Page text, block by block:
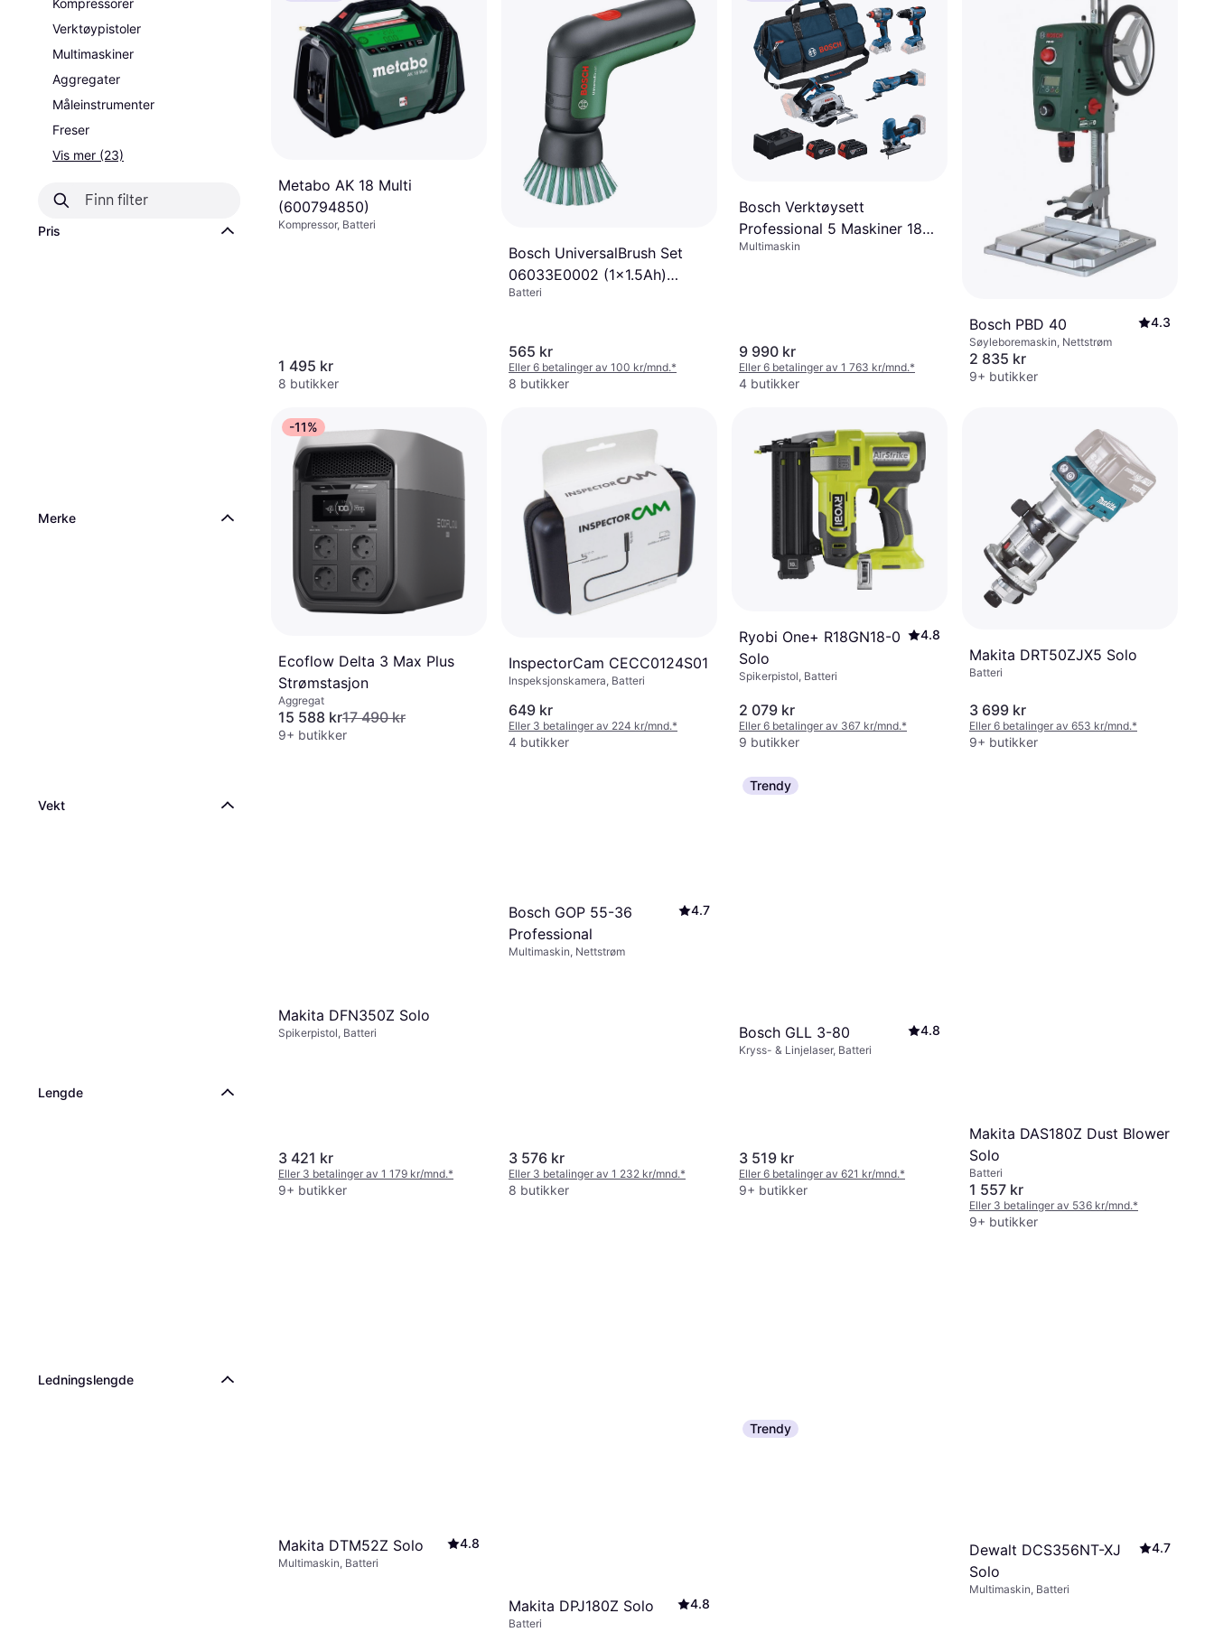
Kompressorer
Verktøypistoler
Multimaskiner
Aggregater
Måleinstrumenter
Freser
Vis mer (23)
Pris
Merke
Vekt
Lengde
Ledningslengde
Metabo AK 18 Multi
(600794850)
Kompressor, Batteri
1 495 kr
8 butikker
Bosch UniversalBrush Set
06033E0002 (1x1.5Ah)
Multi-Purpose Cleaner
Batteri
565 kr
Eller 6 betalinger av 100 kr/mnd.*
8 butikker
Bosch Verktøysett
Professional 5 Maskiner 18v
2x5ah
Multimaskin
9 990 kr
Eller 6 betalinger av 1 763 kr/mnd.*
4 butikker
Bosch PBD 40 4.3
Søyleboremaskin, Nettstrøm
2 835 kr
9+ butikker
-11%
Ecoflow Delta 3 Max Plus
Strømstasjon
Aggregat
15 588 kr17 490 kr
9+ butikker
InspectorCam CECC0124S01
Inspeksjonskamera, Batteri
649 kr
Eller 3 betalinger av 224 kr/mnd.*
4 butikker
Ryobi One+ R18GN18-0
Solo
4.8
Spikerpistol, Batteri
2 079 kr
Eller 6 betalinger av 367 kr/mnd.*
9 butikker
Makita DRT50ZJX5 Solo
Batteri
3 699 kr
Eller 6 betalinger av 653 kr/mnd.*
9+ butikker
Makita DFN350Z Solo
Spikerpistol, Batteri
3 421 kr
Eller 3 betalinger av 1 179 kr/mnd.*
9+ butikker
Bosch GOP 55-36
Professional
4.7
Multimaskin, Nettstrøm
3 576 kr
Eller 3 betalinger av 1 232 kr/mnd.*
8 butikker
Trendy
Bosch GLL 3-80 4.8
Kryss- & Linjelaser, Batteri
3 519 kr
Eller 6 betalinger av 621 kr/mnd.*
9+ butikker
Makita DAS180Z Dust Blower
Solo
Batteri
1 557 kr
Eller 3 betalinger av 536 kr/mnd.*
9+ butikker
Makita DTM52Z Solo 4.8
Multimaskin, Batteri
Makita DPJ180Z Solo 4.8
Batteri
Trendy
Dewalt DCS356NT-XJ
Solo
4.7
Multimaskin, Batteri